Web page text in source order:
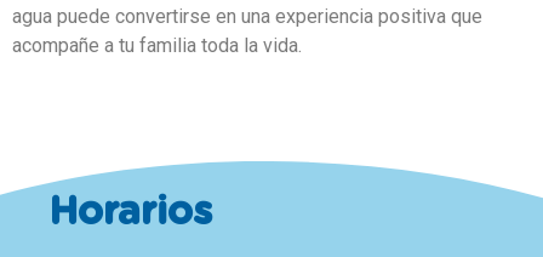
agua puede convertirse en una experiencia positiva que
acompañe a tu familia toda la vida.
Horarios